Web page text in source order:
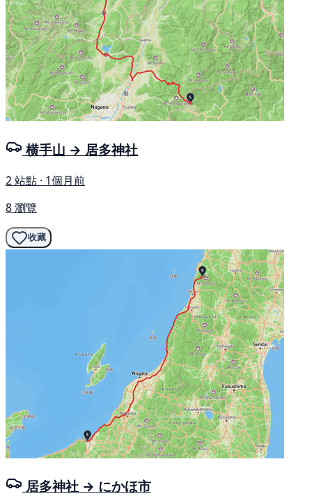
横手山 → 居多神社
2 站點 · 1個月前
8 瀏覽
收藏
居多神社 → にかほ市